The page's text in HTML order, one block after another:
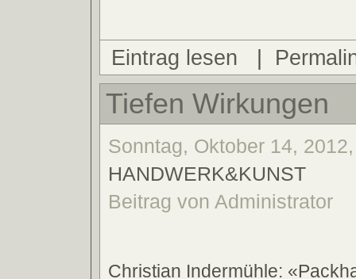
Eintrag lesen |
Tiefen Wirkungen
Sonntag, Oktober 14,
HANDWERK&KUNST
Beitrag von Administrator
Christian Indermühle: